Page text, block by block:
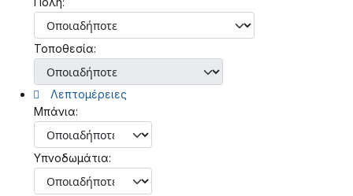
Τοποθεσία:
Λεπτομέρειες
Μπάνια:
Υπνοδωμάτια: